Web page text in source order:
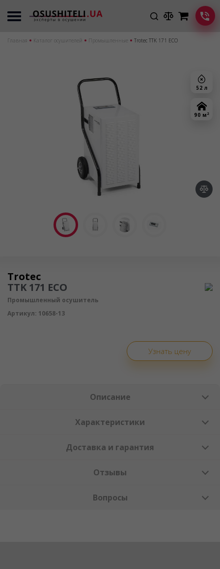
Главная Каталог осушителей Промышленные Trotec TTK 171 ECO
52 л
90 м 2
Осушитель воздуха
Trotec
TTK 171 ECO
Промышленный осушитель
Артикул: 10658-13
Узнать цену
Описание
Характеристики
Доставка и гарантия
Отзывы
Вопросы